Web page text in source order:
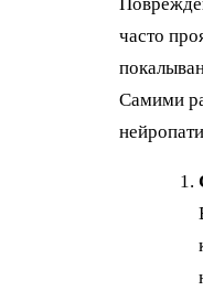
часто
Самими